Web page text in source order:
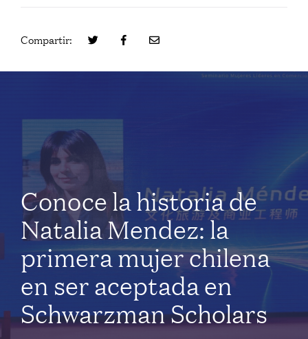
Compartir:
Conoce la historia de
Natalia Mendez: la
primera mujer chilena
en ser aceptada en
Schwarzman Scholars